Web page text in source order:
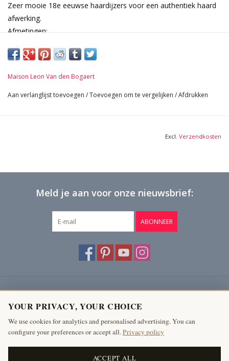
Zeer mooie 18e eeuwse haardijzers voor een authentiek haard
afwerking.
Afmetingen:
31 cm Breedte per stuk 12,20 Inch
Maison Leon Van den Bogaert
Aan verlanglijst toevoegen /Toevoegen om te vergelijken /Afdrukken
Excl. Verzendkosten
Meld je aan voor onze nieuwsbrief:
ABONNEER
Producten
Mijn account
The Antique Fireplace Bank
YOUR PRIVACY, YOUR CHOICE
We use cookies for analytics and personalised advertising. You can
configure your preferences or accept all.Privacy policy
ACCEPT ALL